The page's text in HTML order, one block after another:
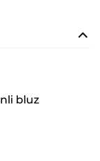
bluz